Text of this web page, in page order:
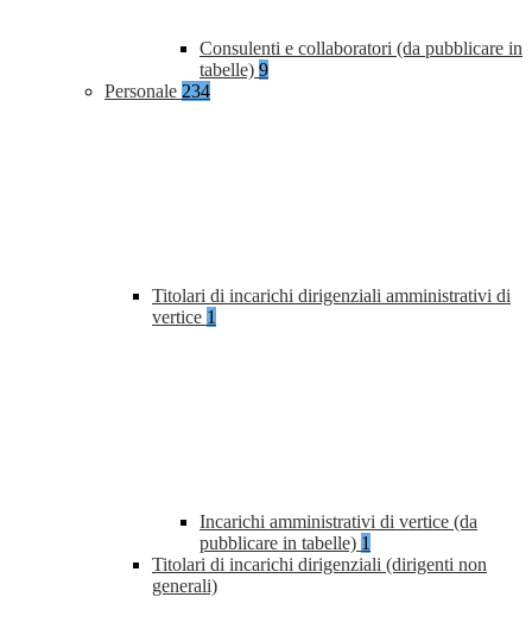
Consulenti e collaboratori (da pubblicare in
tabelle) 9
Personale 234
Titolari di incarichi dirigenziali amministrativi di
vertice 1
Incarichi amministrativi di vertice (da
pubblicare in tabelle) 1
Titolari di incarichi dirigenziali (dirigenti non
generali)